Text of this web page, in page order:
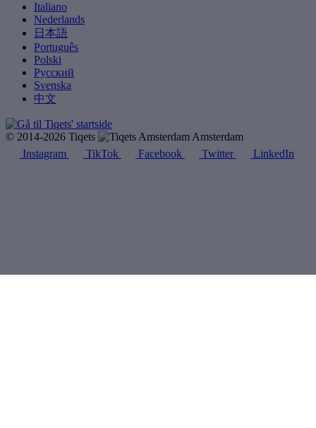
Italiano
Nederlands
日本語
Português
Polski
Русский
Svenska
中文
© 2014-2026 Tiqets
Amsterdam
Instagram
TikTok Facebook Twitter LinkedIn